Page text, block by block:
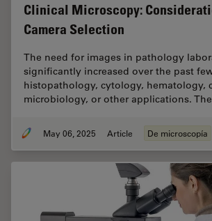
Clinical Microscopy:
Camera Selection
The need for images in pathology
significantly increased over the past
histopathology, cytology, hematology,
microbiology, or other applications.
May 06, 2025 Article De microscopía